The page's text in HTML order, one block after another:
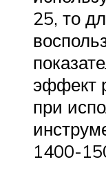
25, то
эффект
при
1400-